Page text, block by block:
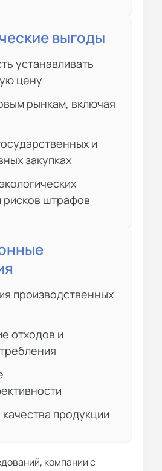
выгоды
устанавливать
цену
рынкам, включая
и
закупках
рисков штрафов
производственных
отходов и
продукции
компании с